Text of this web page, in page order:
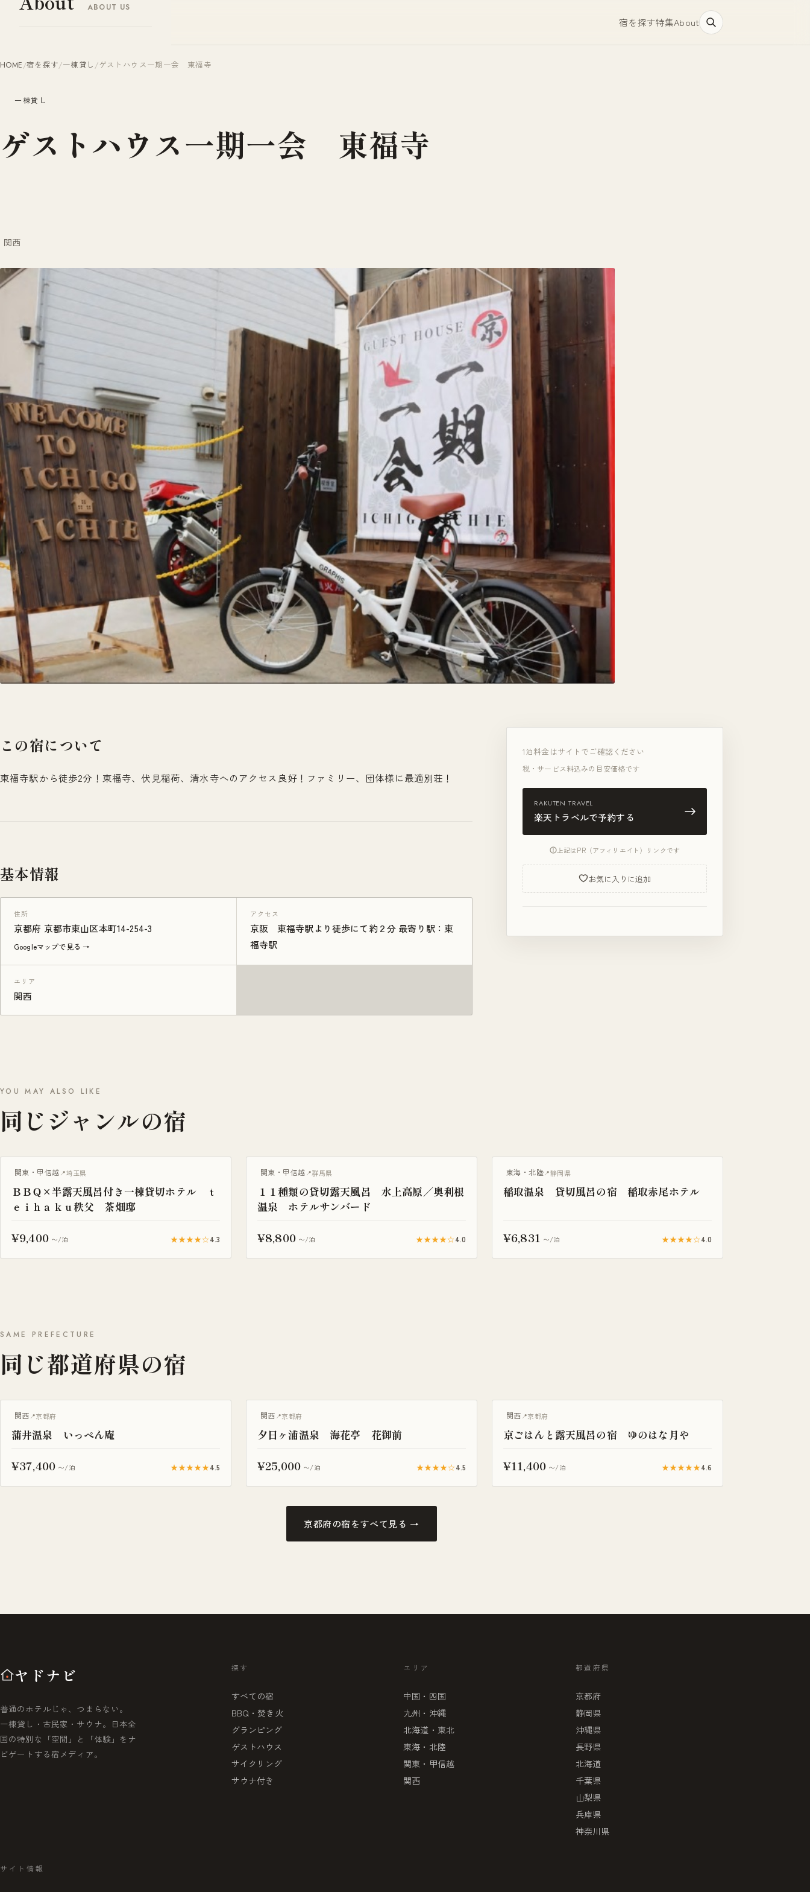
宿を探す特集About
ABOUT US
HOME/宿を探す/一棟貸し /ゲストハウス一期一会 東福寺
一棟貸し
ゲストハウス一期一会 東福寺
関西
この宿について
東福寺駅から徒歩2分！東福寺、伏見稲荷、清水寺へのアクセス良好！ファミリー、団体様に最適別荘！
基本情報
住所
京都府 京都市東山区本町14-254-3
Googleマップで見る →
アクセス
京阪 東福寺駅より徒歩にて約２分 最寄り駅：東
福寺駅
エリア
関西
1泊料金はサイトでご確認ください
税・サービス料込みの目安価格です
RAKUTEN TRAVEL
楽天トラベルで予約する
上記はPR（アフィリエイト）リンクです
お気に入りに追加
YOU MAY ALSO LIKE
同じジャンルの宿
BBQ・焚き火
関東・甲信越 埼玉県
ＢＢＱ×半露天風呂付き一棟貸切ホテル ｔ
ｅｉｈａｋｕ秩父 茶畑邸
¥9,400 〜/泊 ★★★★☆4.3
一棟貸し
関東・甲信越 群馬県
１１種類の貸切露天風呂 水上高原／奥利根
温泉 ホテルサンバード
¥8,800 〜/泊 ★★★★☆4.0
一棟貸し
東海・北陸 静岡県
稲取温泉 貸切風呂の宿 稲取赤尾ホテル
¥6,831 〜/泊 ★★★★☆4.0
SAME PREFECTURE
同じ都道府県の宿
関西 京都府
蒲井温泉 いっぺん庵
¥37,400 〜/泊 ★★★★★4.5
露天風呂付き客室
関西 京都府
夕日ヶ浦温泉 海花亭 花御前
¥25,000 〜/泊 ★★★★☆4.5
露天風呂付き客室
関西 京都府
京ごはんと露天風呂の宿 ゆのはな月や
¥11,400 〜/泊 ★★★★★4.6
京都府の宿をすべて見る →
ヤドナビ
普通のホテルじゃ、つまらない。
一棟貸し・古民家・サウナ。日本全
国の特別な「空間」と「体験」をナ
ビゲートする宿メディア。
探す
すべての宿
BBQ・焚き火
グランピング
ゲストハウス
サイクリング
サウナ付き
エリア
中国・四国
九州・沖縄
北海道・東北
東海・北陸
関東・甲信越
関西
都道府県
京都府
静岡県
沖縄県
長野県
北海道
千葉県
山梨県
兵庫県
神奈川県
サイト情報